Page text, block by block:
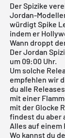
Der Spizike
Jordan-
würdigt Spike
indem er
Wann droppt
Der Jordan
um 09:00 Uhr.
Um solche
empfehlen wir
du alle
mit einer
mit der Glocke
findest du aber
Alles auf einem
Wo kannst du